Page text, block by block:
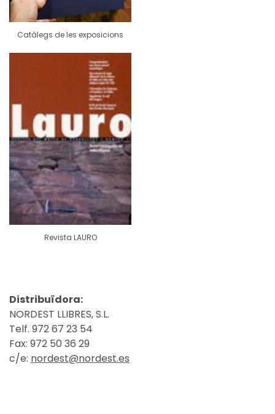
Catàlegs de les exposicions
Revista LAURO
Distribuïdora:
NORDEST LLIBRES, S.L.
Telf. 972 67 23 54
Fax: 972 50 36 29
c/e: nordest@nordest.es